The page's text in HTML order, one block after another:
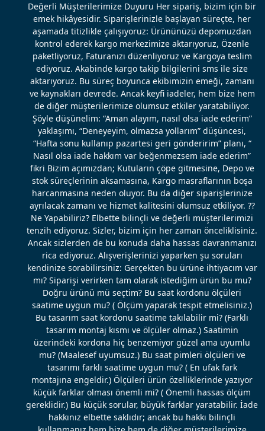
Değerli Müşterilerimize Duyuru Her sipariş, bizim için bir
emek hikâyesidir. Siparişlerinizle başlayan süreçte, her
aşamada titizlikle çalışıyoruz: Ürününüzü depomuzdan
kontrol ederek kargo merkezimize aktarıyoruz, Özenle
paketliyoruz, Faturanızı düzenliyoruz ve Kargoya teslim
ediyoruz. Akabinde kargo takip bilgilerini sms ile size
aktarıyoruz. Bu süreç boyunca ekibimizin emeği, zamanı
ve kaynakları devrede. Ancak keyfi iadeler, hem bize hem
de diğer müşterilerimize olumsuz etkiler yaratabiliyor.
Şöyle düşünelim: “Aman alayım, nasıl olsa iade ederim”
yaklaşımı, “Deneyeyim, olmazsa yollarım” düşüncesi,
“Hafta sonu kullanıp pazartesi geri gönderirim” planı, “
Nasıl olsa iade hakkım var beğenmezsem iade ederim”
fikri Bizim açımızdan; Kutuların çöpe gitmesine, Depo ve
stok süreçlerinin aksamasına, Kargo masraflarının boşa
harcanmasına neden oluyor. Bu da diğer siparişlerinize
ayrılacak zamanı ve hizmet kalitesini olumsuz etkiliyor. ??
Ne Yapabiliriz? Elbette bilinçli ve değerli müşterilerimizi
tenzih ediyoruz. Sizler, bizim için her zaman önceliklisiniz.
Ancak sizlerden de bu konuda daha hassas davranmanızı
rica ediyoruz. Alışverişlerinizi yaparken şu soruları
kendinize sorabilirsiniz: Gerçekten bu ürüne ihtiyacım var
mı? Siparişi verirken tam olarak istediğim ürün bu mu?
Doğru ürünü mü seçtim? Bu saat kordonu ölçüleri
saatime uygun mu? ( Ölçüm yaparak tespit etmelisiniz.)
Bu tasarım saat kordonu saatime takılabilir mi? (Farklı
tasarım montaj kısmı ve ölçüler olmaz.) Saatimin
üzerindeki kordona hiç benzemiyor güzel ama uyumlu
mu? (Maalesef uyumsuz.) Bu saat pimleri ölçüleri ve
tasarımı farklı saatime uygun mu? ( En ufak fark
montajına engeldir.) Ölçüleri ürün özelliklerinde yazıyor
küçük farklar olması önemli mi? ( Önemli hassas ölçüm
gereklidir.) Bu küçük sorular, büyük farklar yaratabilir. İade
hakkınız elbette saklıdır; ancak bu hakkı bilinçli